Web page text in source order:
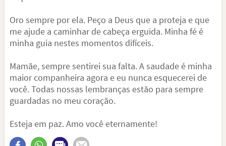
Oro sempre por ela. Peço a Deus que a proteja e que
me ajude a caminhar de cabeça erguida. Minha fé é
minha guia nestes momentos difíceis.
Mamãe, sempre sentirei sua falta. A saudade é minha
maior companheira agora e eu nunca esquecerei de
você. Todas nossas lembranças estão para sempre
guardadas no meu coração.
Esteja em paz. Amo você eternamente!